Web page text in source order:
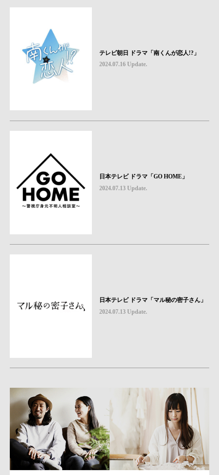
テレビ朝日 ドラマ「南くんが恋人!?」
2024.07.16 Update.
日本テレビ ドラマ「GO HOME」
2024.07.13 Update.
日本テレビ ドラマ「マル秘の密子さん」
2024.07.13 Update.